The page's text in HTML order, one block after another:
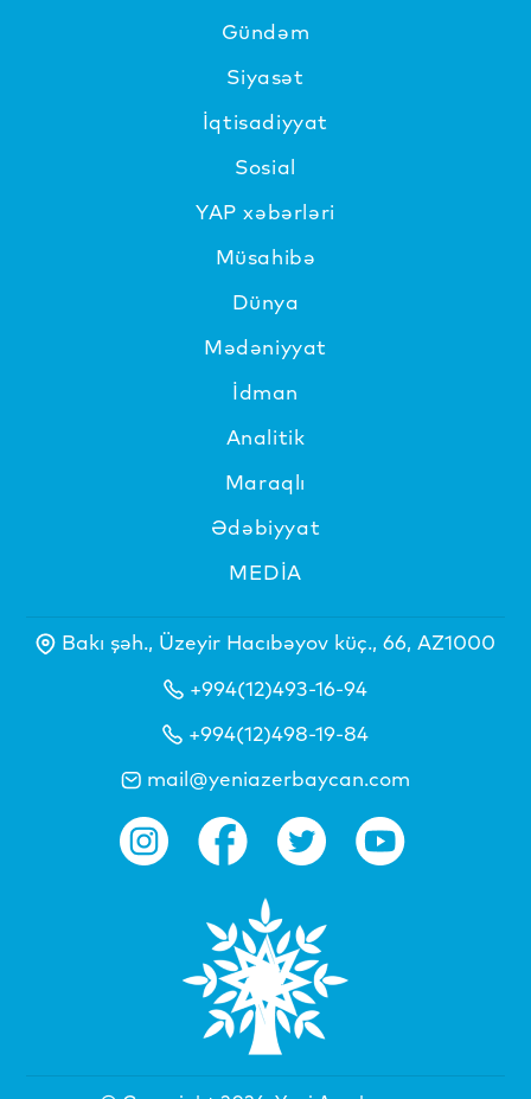
Gündəm
Siyasət
İqtisadiyyat
Sosial
YAP xəbərləri
Müsahibə
Dünya
Mədəniyyat
İdman
Analitik
Maraqlı
Ədəbiyyat
MEDİA
Bakı şəh., Üzeyir Hacıbəyov küç., 66, AZ1000
+994(12)493-16-94
+994(12)498-19-84
mail@yeniazerbaycan.com